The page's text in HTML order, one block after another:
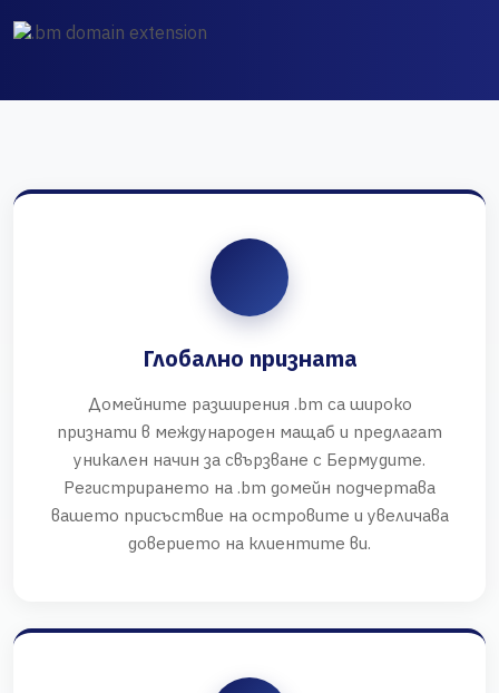
Глобално призната
Домейните разширения .bm са широко
признати в международен мащаб и предлагат
уникален начин за свързване с Бермудите.
Регистрирането на .bm домейн подчертава
вашето присъствие на островите и увеличава
доверието на клиентите ви.